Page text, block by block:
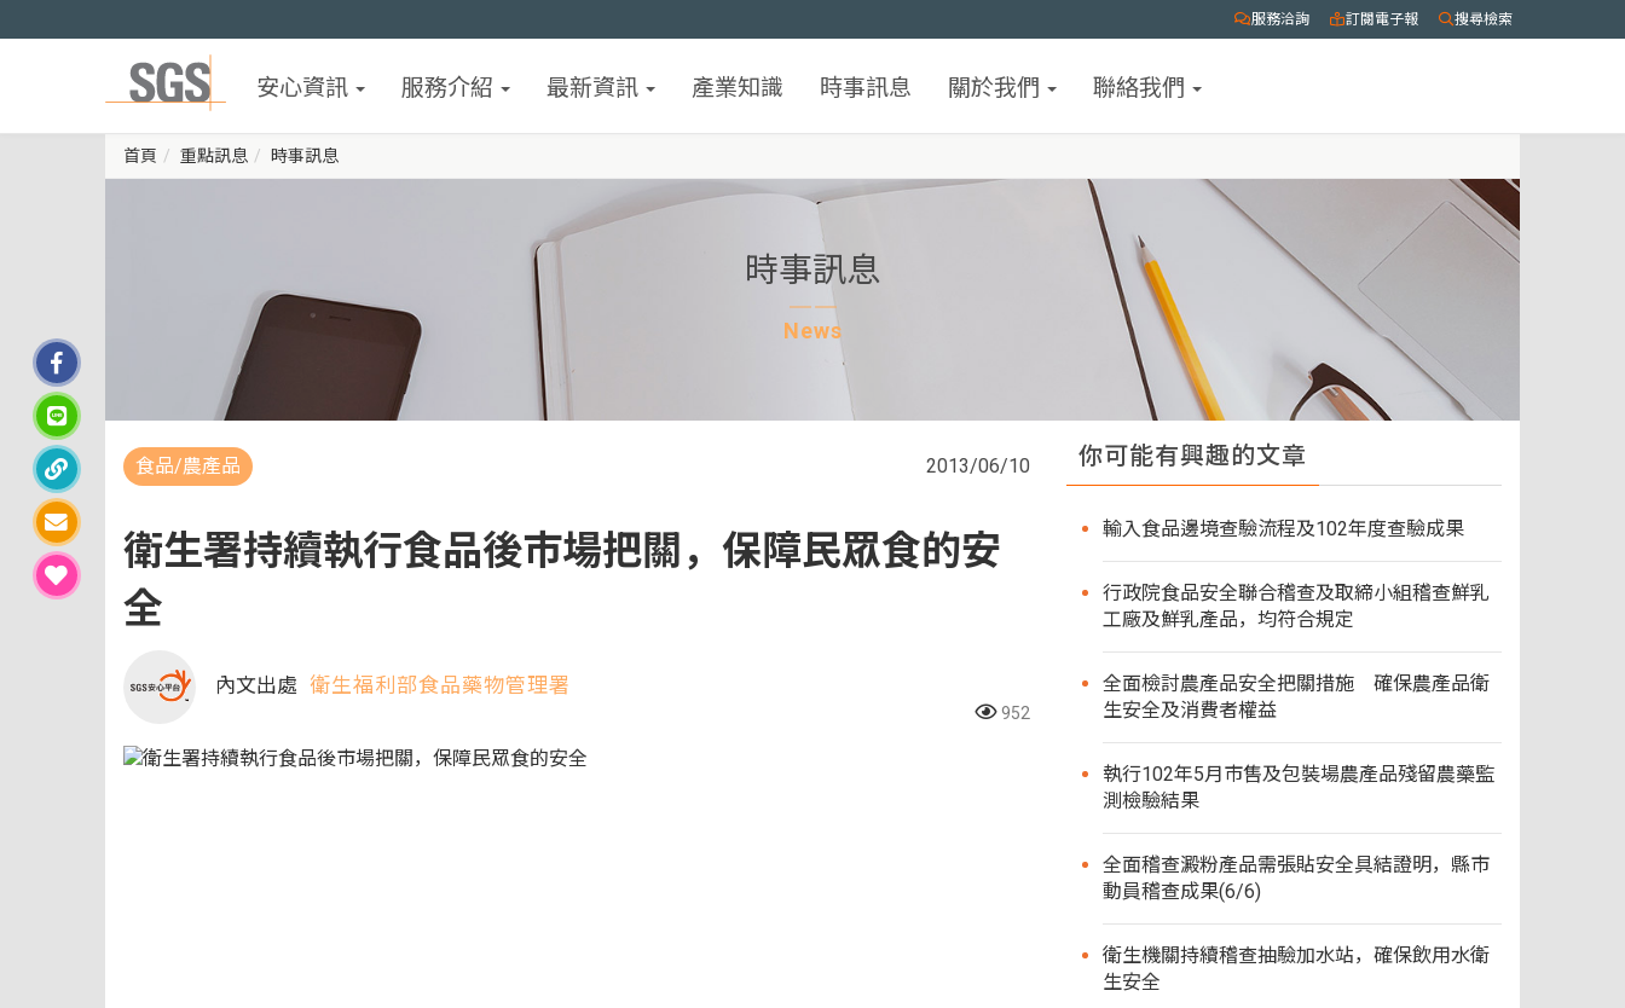
服務洽詢 訂閱電子報 搜尋檢索
安心資訊 服務介紹 最新資訊 產業知識 時事訊息 關於我們 聯絡我們
首頁 重點訊息 時事訊息
時事訊息
News
食品/農產品 2013/06/10
衛生署持續執行食品後市場把關，保障民眾食的安
全
內文出處 衛生福利部食品藥物管理署
952
你可能有興趣的文章
輸入食品邊境查驗流程及102年度查驗成果
行政院食品安全聯合稽查及取締小組稽查鮮乳
工廠及鮮乳產品，均符合規定
全面檢討農產品安全把關措施 確保農產品衛
生安全及消費者權益
執行102年5月市售及包裝場農產品殘留農藥監
測檢驗結果
全面稽查澱粉產品需張貼安全具結證明，縣市
動員稽查成果(6/6)
衛生機關持續稽查抽驗加水站，確保飲用水衛
生安全